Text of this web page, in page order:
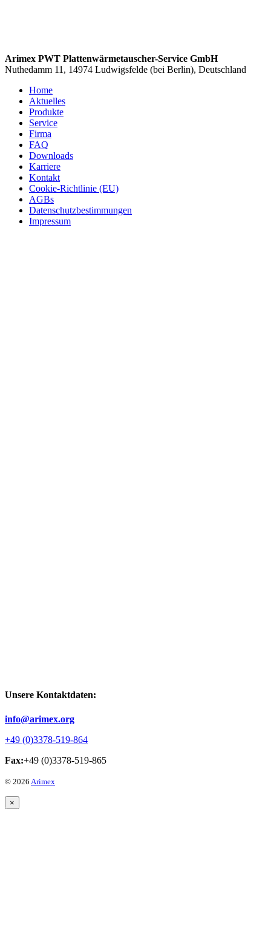
Arimex PWT Plattenwärmetauscher-Service GmbH
Nuthedamm 11, 14974 Ludwigsfelde (bei Berlin), Deutschland
Home
Aktuelles
Produkte
Service
Firma
FAQ
Downloads
Karriere
Kontakt
Cookie-Richtlinie (EU)
AGBs
Datenschutzbestimmungen
Impressum
Unsere Kontaktdaten:
info@arimex.org
+49 (0)3378-519-864
Fax:+49 (0)3378-519-865
© 2026 Arimex
×